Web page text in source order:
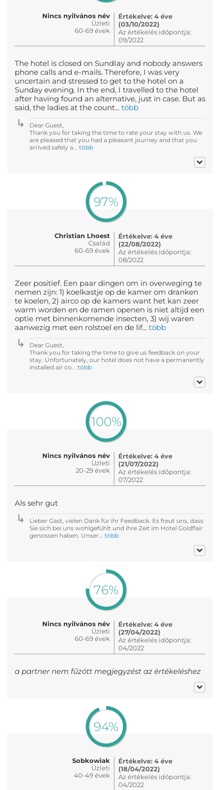
Nincs nyilvános név
Üzleti
60-69 évek
Értékelve: 4 éve
(03/10/2022)
Az értékelés időpontja:
09/2022
The hotel is closed on SundIay and nobody answers
phone calls and e-mails. Therefore, I was very
uncertain and stressed to get to the hotel on a
Sunday evening. In the end, I travelled to the hotel
after having found an alternative, just in case. But as
said, the ladies at the count... több
Dear Guest,
Thank you for taking the time to rate your stay with us. We
are pleased that you had a pleasant journey and that you
arrived safely a... több
97%
Christian Lhoest
Család
60-69 évek
Értékelve: 4 éve
(22/08/2022)
Az értékelés időpontja:
08/2022
Zeer positief. Een paar dingen om in overweging te
nemen zijn: 1) koelkastje op de kamer om dranken
te koelen, 2) airco op de kamers want het kan zeer
warm worden en de ramen openen is niet altijd een
optie met binnenkomende insecten, 3) wij waren
aanwezig met een rolstoel en de lif... több
Dear Guest,
Thank you for taking the time to give us feedback on your
stay. Unfortunately, our hotel does not have a permanently
installed air co... több
100%
Nincs nyilvános név
Üzleti
20-29 évek
Értékelve: 4 éve
(21/07/2022)
Az értékelés időpontja:
07/2022
Als sehr gut
Lieber Gast, vielen Dank für ihr Feedback. Es freut uns, dass
Sie sich bei uns wohlgefühlt und ihre Zeit im Hotel Goldflair
genossen haben. Unser... több
76%
Nincs nyilvános név
Üzleti
60-69 évek
Értékelve: 4 éve
(27/04/2022)
Az értékelés időpontja:
04/2022
a partner nem fűzött megjegyzést az értékeléshez
94%
Sobkowiak
Üzleti
40-49 évek
Értékelve: 4 éve
(18/04/2022)
Az értékelés időpontja:
04/2022